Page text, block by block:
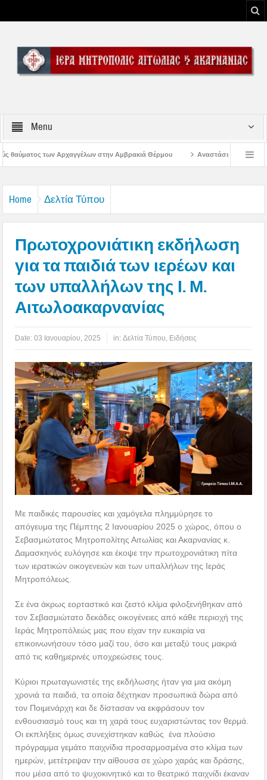
Menu
στην Αμβρακιά Θέρμου Αναστάσιμος Εσπερινός στην Παλαιοκαρυά
Home Δελτία Τύπου
Πρωτοχρονιάτικη εκδήλωση
για τα παιδιά των ιερέων και
των υπαλλήλων της Ι. Μ.
Αιτωλοακαρνανίας
Date:03 Ιανουαρίου, 2025 in:Δελτία Τύπου Ειδήσεις
Με παιδικές παρουσίες και χαμόγελα πλημμύρησε το
απόγευμα της Πέμπτης 2 Ιανουαρίου 2025 ο χώρος, όπου ο
Σεβασμιώτατος Μητροπολίτης Αιτωλίας και Ακαρνανίας κ.
Δαμασκηνός ευλόγησε και έκοψε την πρωτοχρονιάτικη πίτα
των ιερατικών οικογενειών και των υπαλλήλων της Ιεράς
Μητροπόλεως.
Σε ένα άκρως εορταστικό και ζεστό κλίμα φιλοξενήθηκαν από
τον Σεβασμιώτατο δεκάδες οικογένειες από κάθε περιοχή της
Ιεράς Μητροπόλεώς μας που είχαν την ευκαιρία να
επικοινωνήσουν τόσο μαζί του, όσο και μεταξύ τους μακριά
από τις καθημερινές υποχρεώσεις τους.
Κύριοι πρωταγωνιστές της εκδήλωσης ήταν για μια ακόμη
χρονιά τα παιδιά, τα οποία δέχτηκαν προσωπικά δώρα από
τον Ποιμενάρχη και δε δίστασαν να εκφράσουν τον
ενθουσιασμό τους και τη χαρά τους ευχαριστώντας τον θερμά.
Οι εκπλήξεις όμως συνεχίστηκαν καθώς ένα πλούσιο
πρόγραμμα γεμάτο παιχνίδια προσαρμοσμένα στο κλίμα των
ημερών, μετέτρεψαν την αίθουσα σε χώρο χαράς και δράσης,
που μέσα από το ψυχοκινητικό και το θεατρικό παιχνίδι έκαναν